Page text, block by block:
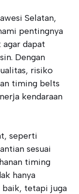
Selatan,
pentingnya
dapat
Dengan
risiko
timing belts
kendaraan
seperti
sesuai
timing
hanya
baik, tetapi juga